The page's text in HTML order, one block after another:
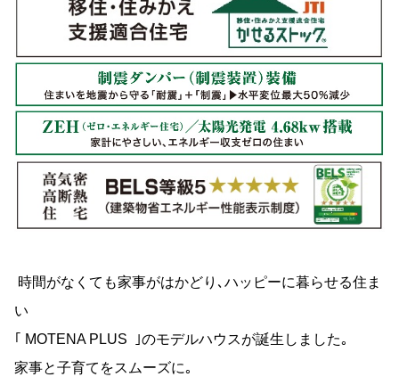
時間がなくても家事がはかどり､ハッピーに暮らせる住ま
い
｢ MOTENA PLUS ｣のモデルハウスが誕生しました｡
家事と子育てをスムーズに｡